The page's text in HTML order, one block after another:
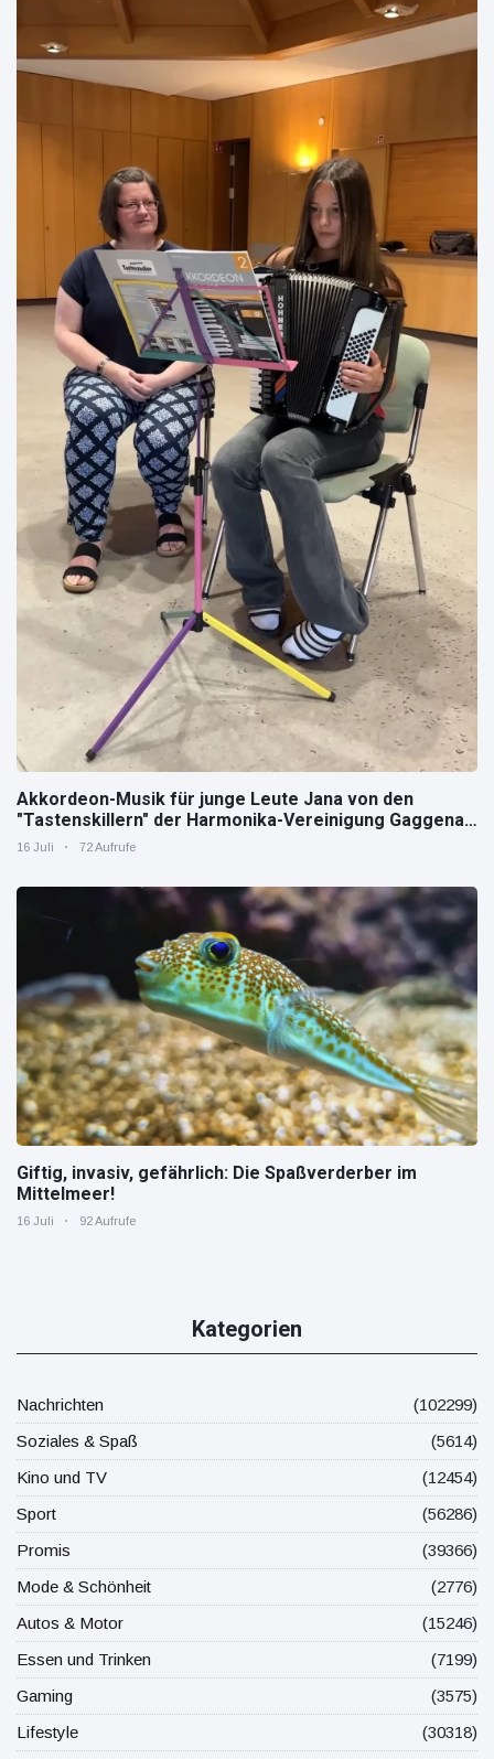
Akkordeon-Musik für junge Leute Jana von den
"Tastenskillern" der Harmonika-Vereinigung Gaggenau
zeigt, wie "jung" das Instrument sein kann.
16 Juli 72 Aufrufe
Giftig, invasiv, gefährlich: Die Spaßverderber im
Mittelmeer!
16 Juli 92 Aufrufe
Kategorien
Nachrichten
(102299)
Soziales & Spaß
(5614)
Kino und TV
(12454)
Sport
(56286)
Promis
(39366)
Mode & Schönheit
(2776)
Autos & Motor
(15246)
Essen und Trinken
(7199)
Gaming
(3575)
Lifestyle
(30318)